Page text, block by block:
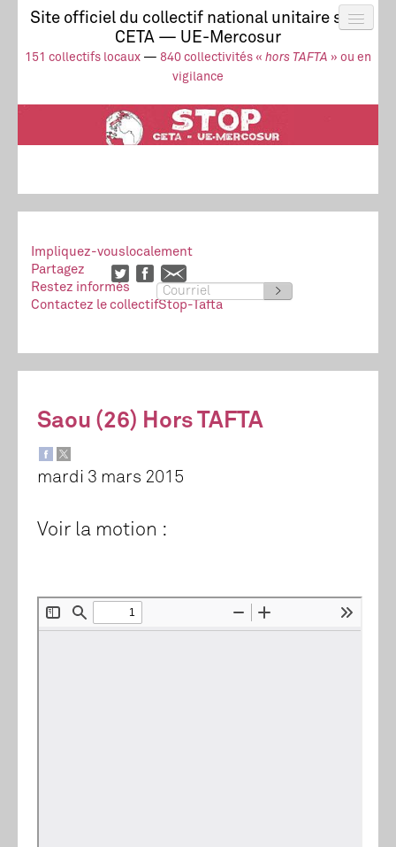
Site officiel du collectif national unitaire stop
CETA — UE-Mercosur
151 collectifs locaux — 840 collectivités « hors TAFTA » ou en
vigilance
Actus
UE-Mercosur
Stop à l’impunité !
TAFTA
CETA
Collectif
Impliquez-vouslocalement
Partagez
Restez informés
>
Contactez le collectifStop-Tafta
Saou (26) Hors TAFTA
mardi 3 mars 2015
Voir la motion :